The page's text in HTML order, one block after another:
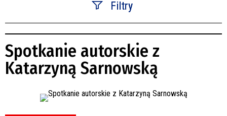
Filtry
Kategoria
—
Spotkanie autorskie z
Katarzyną Sarnowską